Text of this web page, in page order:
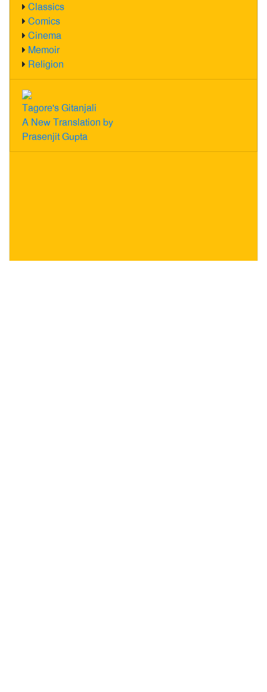
Classics
Comics
Cinema
Memoir
Religion
Tagore's Gitanjali
A New Translation by
Prasenjit Gupta